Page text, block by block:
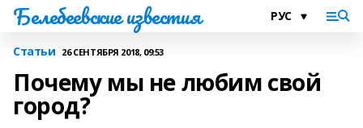
Белебеевские известия
Статьи 26 СЕНТЯБРЯ 2018, 09:53
Почему мы не любим свой
город?